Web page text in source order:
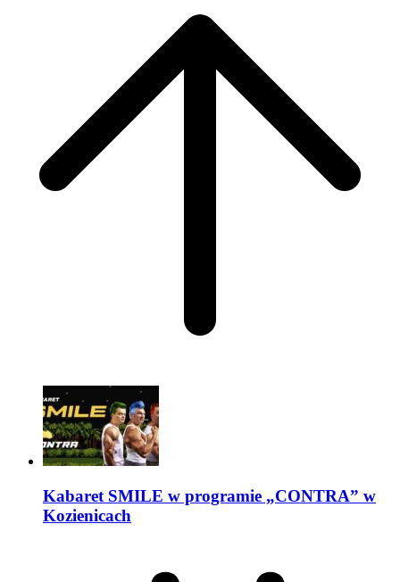
Kabaret SMILE w programie „CONTRA” w
Kozienicach